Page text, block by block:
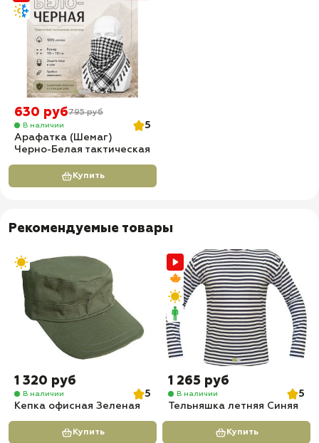
630 руб795 руб
В наличии
5
Арафатка (Шемаг)
Черно-Белая тактическая
Купить
Рекомендуемые товары
1 320 руб
В наличии
5
Кепка офисная Зеленая
Купить
1 265 руб
В наличии
5
Тельняшка летняя Синяя
Купить